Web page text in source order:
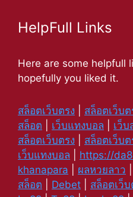
HelpFull Links
Here are some helpfull
hopefully you liked it.
สล็อตเว็บตรง สล็อตเว็บต
สล็อต
เว็บแทงบอล เว็บ
สล็อตเว็บตรง
สล็อตเว็บต
เว็บแทงบอล
https://
khanapara
ผลหวยลาว
สล็อต
Debet สล็อตเว็บ